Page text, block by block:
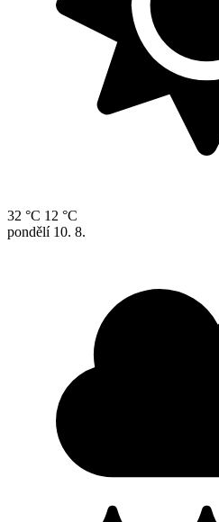
32 °C 12 °C
pondělí 10. 8.